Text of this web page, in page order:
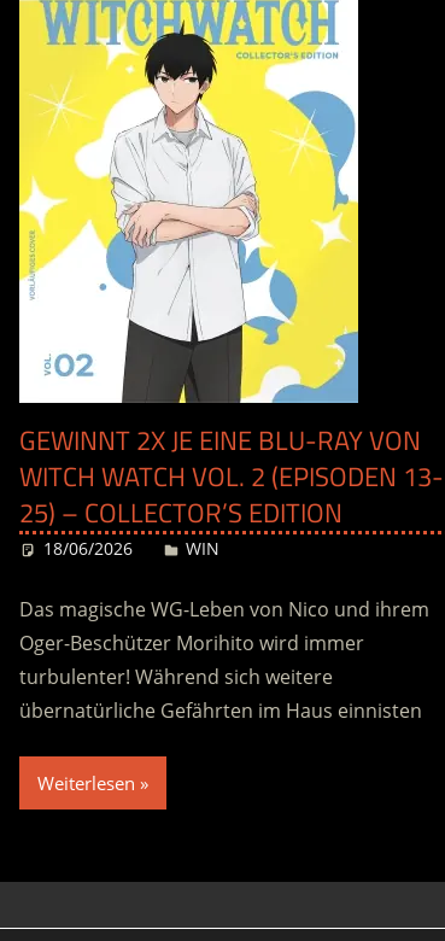
GEWINNT 2X JE EINE BLU-RAY VON
WITCH WATCH VOL. 2 (EPISODEN 13-
25) – COLLECTOR’S EDITION
18/06/2026 Desiree
WIN
Das magische WG-Leben von Nico und ihrem
Oger-Beschützer Morihito wird immer
turbulenter! Während sich weitere
übernatürliche Gefährten im Haus einnisten
Weiterlesen